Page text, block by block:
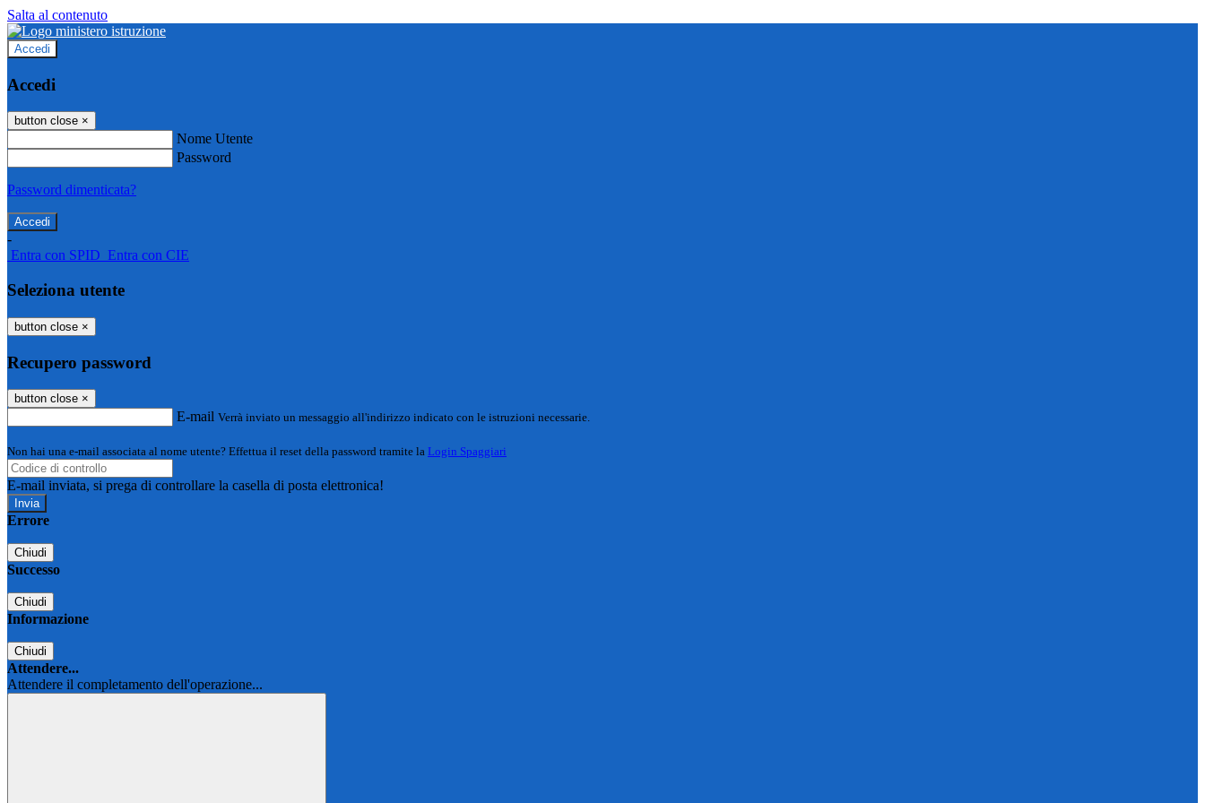
Salta al contenuto
Accedi
Accedi
button close ×
Nome Utente
Password
Password dimenticata?
-
Entra con SPID Entra con CIE
Seleziona utente
button close ×
Recupero password
button close ×
E-mail Verrà inviato un messaggio all'indirizzo indicato con le istruzioni necessarie.
Non hai una e-mail associata al nome utente? Effettua il reset della password tramite la Login Spaggiari
E-mail inviata, si prega di controllare la casella di posta elettronica!
Errore
Chiudi
Successo
Chiudi
Informazione
Chiudi
Attendere...
Attendere il completamento dell'operazione...